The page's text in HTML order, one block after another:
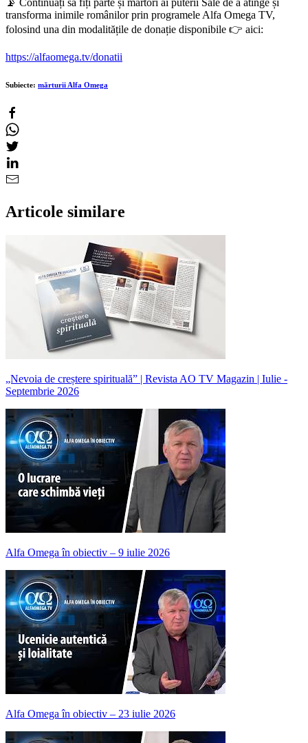
transforma inimile românilor prin programele Alfa Omega TV,
folosind una din modalitățile de donație disponibile 👉 aici:
https://alfaomega.tv/donatii
Subiecte: mărturii Alfa Omega
Articole similare
„Nevoia de creștere spirituală” | Revista AO TV Magazin | Iulie -
Septembrie 2026
Alfa Omega în obiectiv – 9 iulie 2026
Alfa Omega în obiectiv – 23 iulie 2026